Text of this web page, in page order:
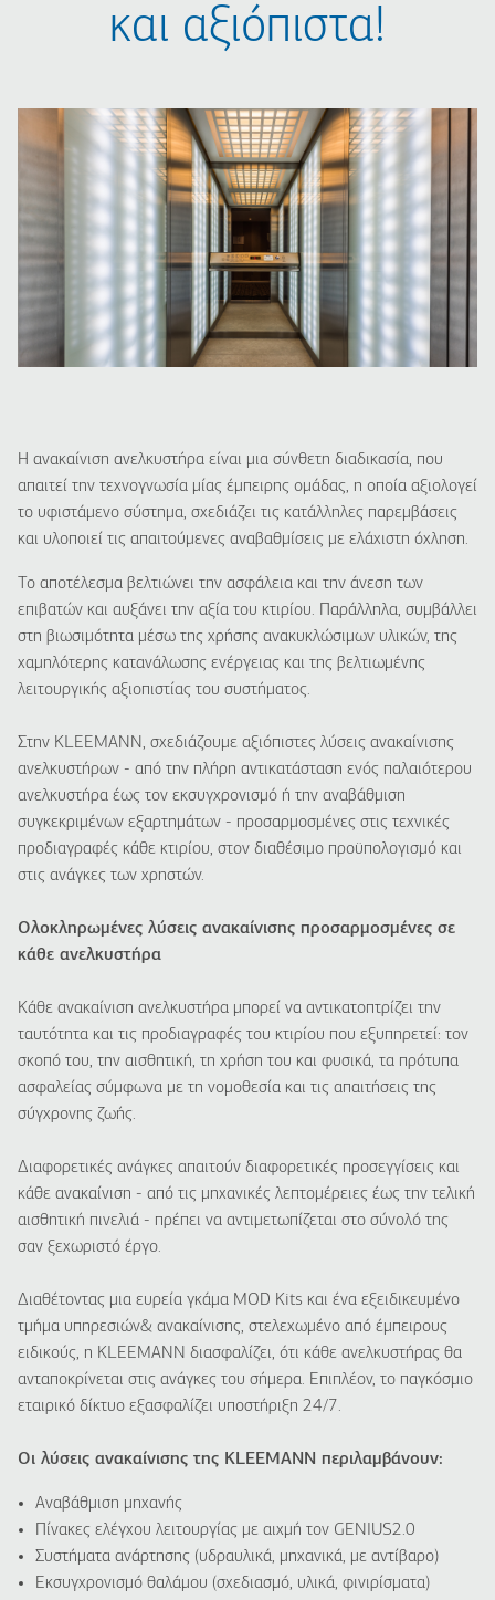
και αξιόπιστα!
Η ανακαίνιση ανελκυστήρα είναι μια σύνθετη διαδικασία, που
απαιτεί την τεχνογνωσία μίας έμπειρης ομάδας, η οποία αξιολογεί
το υφιστάμενο σύστημα, σχεδιάζει τις κατάλληλες παρεμβάσεις
και υλοποιεί τις απαιτούμενες αναβαθμίσεις με ελάχιστη όχληση.
Το αποτέλεσμα βελτιώνει την ασφάλεια και την άνεση των
επιβατών και αυξάνει την αξία του κτιρίου. Παράλληλα, συμβάλλει
στη βιωσιμότητα μέσω της χρήσης ανακυκλώσιμων υλικών, της
χαμηλότερης κατανάλωσης ενέργειας και της βελτιωμένης
λειτουργικής αξιοπιστίας του συστήματος.
Στην KLEEMANN, σχεδιάζουμε αξιόπιστες λύσεις ανακαίνισης
ανελκυστήρων - από την πλήρη αντικατάσταση ενός παλαιότερου
ανελκυστήρα έως τον εκσυγχρονισμό ή την αναβάθμιση
συγκεκριμένων εξαρτημάτων - προσαρμοσμένες στις τεχνικές
προδιαγραφές κάθε κτιρίου, στον διαθέσιμο προϋπολογισμό και
στις ανάγκες των χρηστών.
Ολοκληρωμένες λύσεις ανακαίνισης προσαρμοσμένες σε
κάθε ανελκυστήρα
Κάθε ανακαίνιση ανελκυστήρα μπορεί να αντικατοπτρίζει την
ταυτότητα και τις προδιαγραφές του κτιρίου που εξυπηρετεί: τον
σκοπό του, την αισθητική, τη χρήση του και φυσικά, τα πρότυπα
ασφαλείας σύμφωνα με τη νομοθεσία και τις απαιτήσεις της
σύγχρονης ζωής.
Διαφορετικές ανάγκες απαιτούν διαφορετικές προσεγγίσεις και
κάθε ανακαίνιση - από τις μηχανικές λεπτομέρειες έως την τελική
αισθητική πινελιά - πρέπει να αντιμετωπίζεται στο σύνολό της
σαν ξεχωριστό έργο.
Διαθέτοντας μια ευρεία γκάμα MOD Kits και ένα εξειδικευμένο
τμήμα υπηρεσιών& ανακαίνισης, στελεχωμένο από έμπειρους
ειδικούς, η KLEEMANN διασφαλίζει, ότι κάθε ανελκυστήρας θα
ανταποκρίνεται στις ανάγκες του σήμερα. Επιπλέον, το παγκόσμιο
εταιρικό δίκτυο εξασφαλίζει υποστήριξη 24/7.
Οι λύσεις ανακαίνισης της KLEEMANN περιλαμβάνουν:
Αναβάθμιση μηχανής
Πίνακες ελέγχου λειτουργίας με αιχμή τον GENIUS2.0
Συστήματα ανάρτησης (υδραυλικά, μηχανικά, με αντίβαρο)
Εκσυγχρονισμό θαλάμου (σχεδιασμό, υλικά, φινιρίσματα)